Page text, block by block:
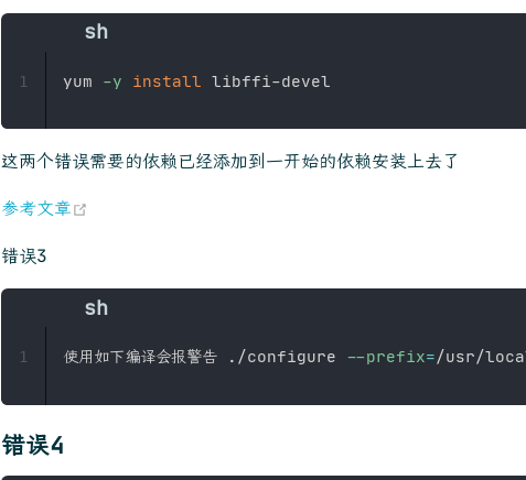
yum -y install
1
这两个错误需要的依赖已经添加到一开始的依赖安装上去了
参考文章
错误3
使用如下编译会报警告 ./configure --prefix=
1
错误4